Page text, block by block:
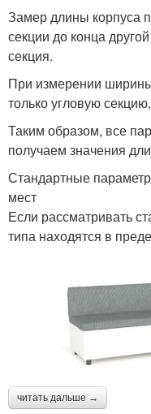
Замер длины корпуса
секции до конца
секция.
При измерении
только угловую
Таким образом, все
получаем значения
Стандартные
мест
Если рассматривать
типа находятся в
читать дальше →